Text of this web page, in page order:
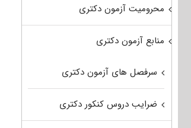
محرومیت آزمون دکتری
منابع آزمون دکتری
سرفصل های آزمون دکتری
ضرایب دروس کنکور دکتری